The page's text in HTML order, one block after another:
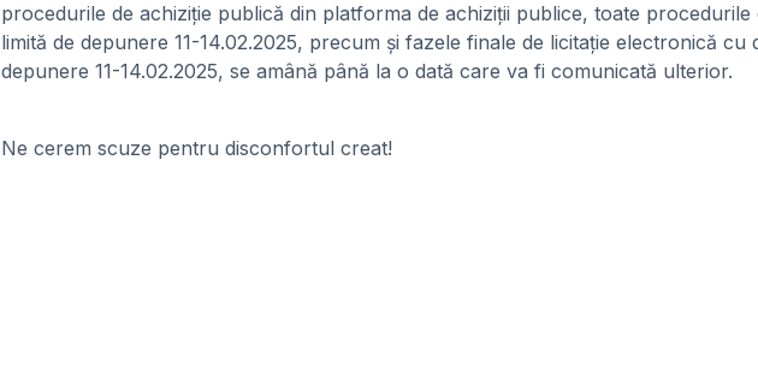
procedurile de achiziție publică din platforma de achiziții publice, toate procedurile
limită de depunere 11-14.02.2025, precum și fazele finale de licitație electronică cu
depunere 11-14.02.2025, se amână până la o dată care va fi comunicată ulterior.
Ne cerem scuze pentru disconfortul creat!